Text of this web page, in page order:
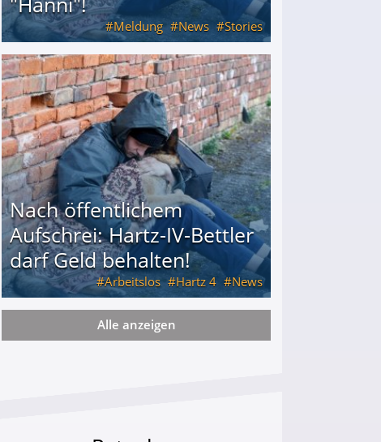
Meldung News Stories
seine Hündin "Hanni"!
Nach öffentlichem
Aufschrei: Hartz-IV-Bettler
darf Geld behalten!
Arbeitslos Hartz 4 News
darf Geld behalten!
Alle anzeigen